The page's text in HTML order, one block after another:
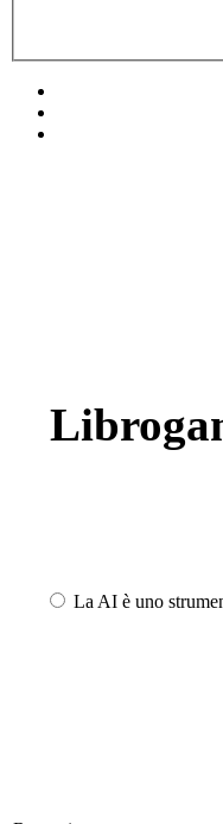
La AI è uno